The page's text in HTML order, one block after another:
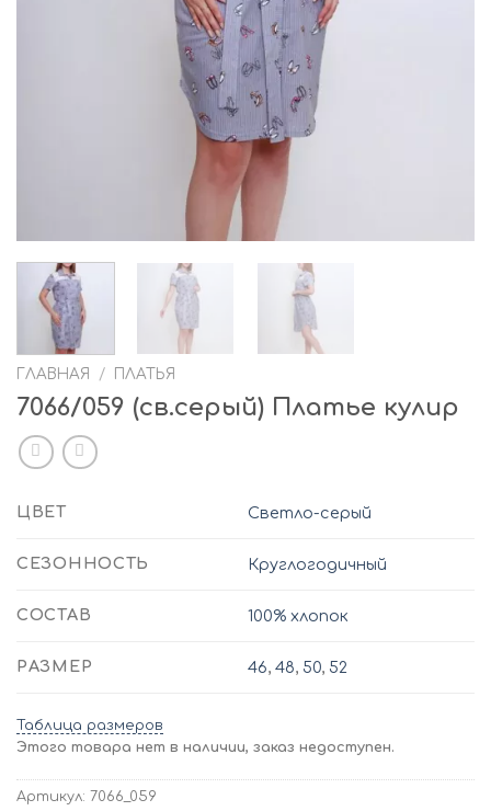
ГЛАВНАЯ / ПЛАТЬЯ
7066/059 (св.серый) Платье кулир
ЦВЕТ Светло-серый
СЕЗОННОСТЬ Круглогодичный
СОСТАВ 100% хлопок
РАЗМЕР 46,48, 50, 52
Таблица размеров
Этого товара нет в наличии, заказ недоступен.
Артикул: 7066_059